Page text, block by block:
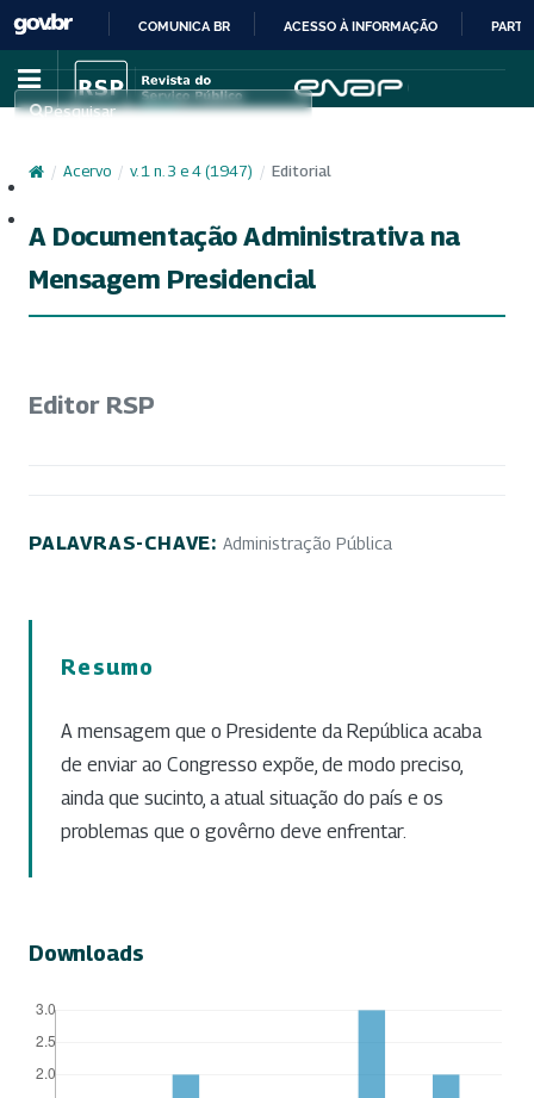
IR
PARA
CONTEÚDO
COMUNICA BR ACESSO À INFORMAÇÃO
Pesquisar
/ Acervo / v. 1 n. 3 e 4 (1947) / Editorial
A Documentação Administrativa na
Mensagem Presidencial
Editor RSP
PALAVRAS-CHAVE: Administração Pública
Resumo
A mensagem que o Presidente da República acaba
de enviar ao Congresso expõe, de modo preciso,
ainda que sucinto, a atual situação do país e os
problemas que o govêrno deve enfrentar.
Downloads